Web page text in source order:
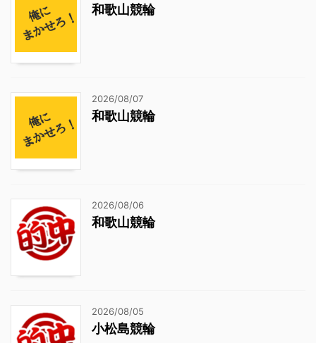
和歌山競輪
2026/08/07
和歌山競輪
2026/08/06
和歌山競輪
2026/08/05
小松島競輪